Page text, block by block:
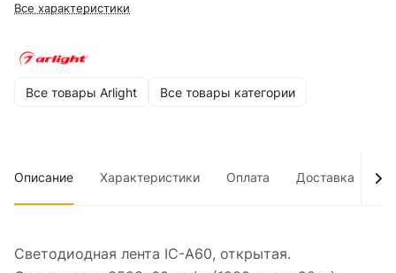
Все характеристики
Все товары Arlight Все товары категории
Описание Характеристики Оплата Доставка
Светодиодная лента IC-A60, открытая.